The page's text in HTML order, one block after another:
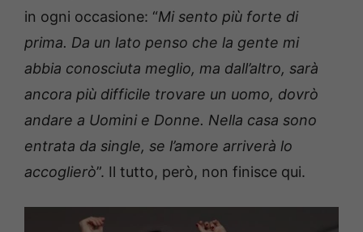
in ogni occasione: “Mi sento più forte di
prima. Da un lato penso che la gente mi
abbia conosciuta meglio, ma dall’altro, sarà
ancora più difficile trovare un uomo, dovrò
andare a Uomini e Donne. Nella casa sono
entrata da single, se l’amore arriverà lo
accoglierò”. Il tutto, però, non finisce qui.